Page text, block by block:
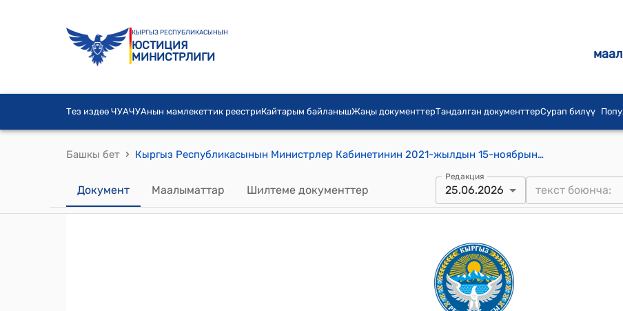
КЫРГЫЗ РЕСПУБЛИКАСЫНЫН
ЮСТИЦИЯ
МИНИСТРЛИГИ
Тез издөө ЧУАЧУАнын мамлекеттик реестриКайтарым байланышЖаңы документтерТандалган документтерСурап билүү
Башкы бет › Кыргыз Республикасынын Министрлер Кабинетинин 2021-жылдын 15-ноябрындагы № 264 "Кыргыз Республикасынын аткаруу бийлигинин мамлекеттик органдарынын жана Кыргыз Республикасынын башка мамлекеттик органдарынын, анын ичинде техникалык жана тейлөөчү персоналынын штаттык санынын чеги жөнүндө" токтому
Документ Маалыматтар Шилтеме документтер
Редакция
25.06.2026